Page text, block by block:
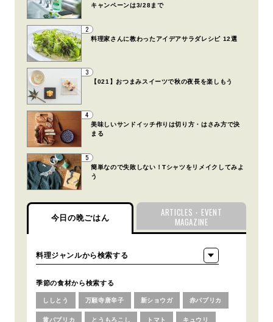
キャンペーンは3/28まで
2
料理家さんに教わったアイデアサラダレシピ 12選
3
【021】おつまみスイーツで秋の夜長を楽しもう
4
美味しいサンドイッチ作りは切り方・はさみ方で決
まる
5
簡単なので失敗しない！Tシャツをリメイクしてみよ
う
今日の晩ごはん
ARTICLES・EVENT
MAGAZINE
季節の食材から検索する
ししとう 万願寺唐辛子 新ショウガ 赤パプリカ
黄パプリカ とうもろこし トマト キュウリ